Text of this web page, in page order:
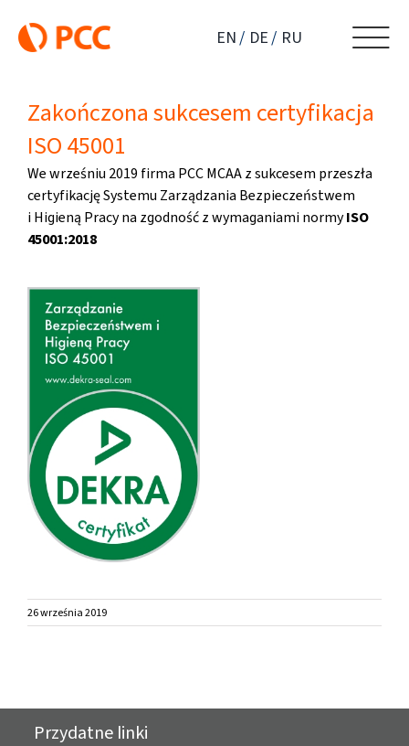
zawartości
EN DE RU
Zakończona sukcesem certyfikacja
ISO 45001
We wrześniu 2019 firma PCC MCAA z sukcesem przeszła
certyfikację Systemu Zarządzania Bezpieczeństwem
i Higieną Pracy na zgodność z wymaganiami normyISO
45001:2018
26 września 2019
Przydatne linki